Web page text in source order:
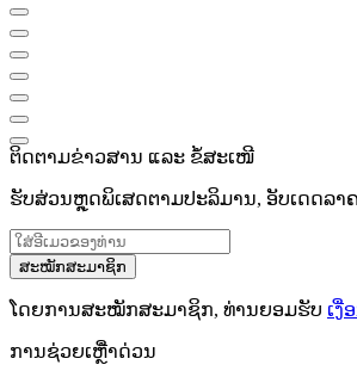
ຕິດຕາມຂ່າວສານ ແລະ ຂໍ້ສະເໜີ
ຮັບສ່ວນຫຼຸດພິເສດຕາມປະລິມານ, ອັບເດດລາ
ສະໝັກສະມາຊິກ
ໂດຍການສະໝັກສະມາຊິກ, ທ່ານຍອມຮັບ ເງື່
ການຊ່ວຍເຫຼືໍາດ່ວນ